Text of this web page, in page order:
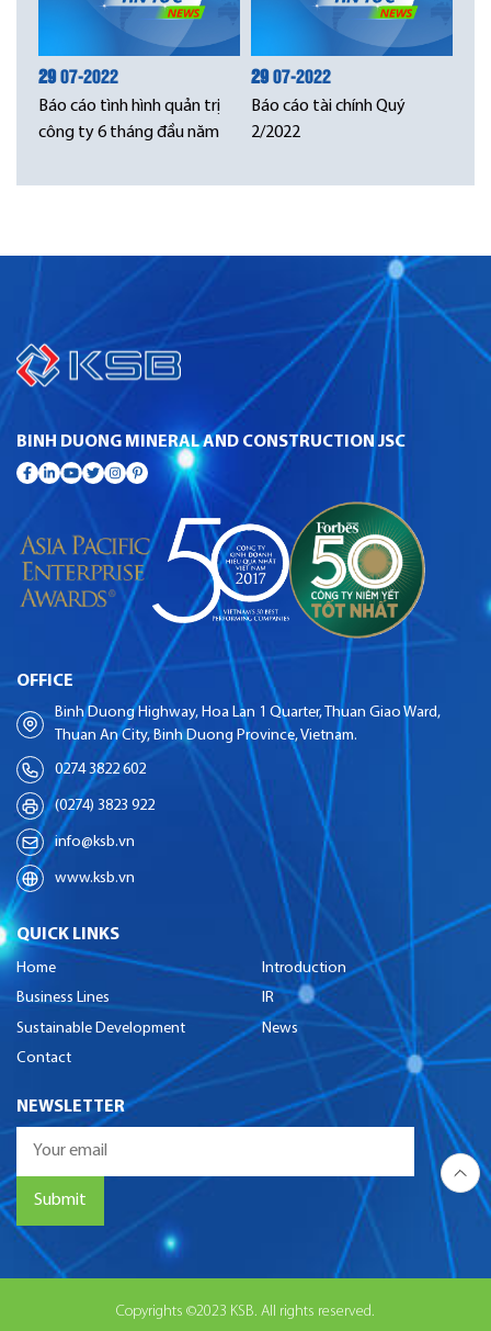
2907-2022
Báo cáo tình hình quản trị
công ty 6 tháng đầu năm
2907-2022
Báo cáo tài chính Quý
2/2022
BINH DUONG MINERAL AND CONSTRUCTION JSC
OFFICE
Binh Duong Highway, Hoa Lan 1 Quarter, Thuan Giao Ward,
Thuan An City, Binh Duong Province, Vietnam.
0274 3822 602
(0274) 3823 922
info@ksb.vn
www.ksb.vn
QUICK LINKS
Home
Introduction
Business Lines
IR
Sustainable Development
News
Contact
NEWSLETTER
Copyrights ©2023 KSB. All rights reserved.